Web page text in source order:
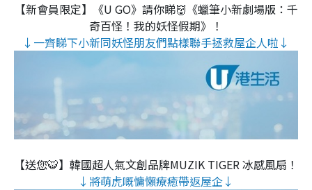
【新會員限定】《U GO》請你睇👹《蠟筆小新劇場版：千
奇百怪！我的妖怪假期》！
↓一齊睇下小新同妖怪朋友們點樣聯手拯救屋企人啦↓
【送您🐯】韓國超人氣文創品牌MUZIK TIGER 冰感風扇！
↓將萌虎嘅慵懶療癒帶返屋企↓